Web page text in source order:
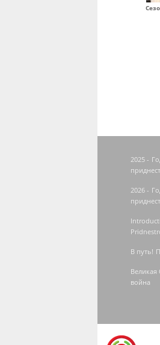
2025 -
2026 -
В путь!
Великая
война